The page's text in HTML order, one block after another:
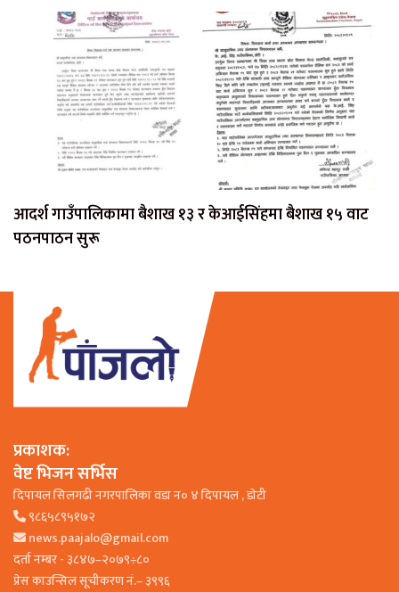
आदर्श गाउँपालिकामा बैशाख १३ र केआईसिंहमा बैशाख १५ वाट
पठनपाठन सुरू
प्रकाशक:
वेष्ट भिजन सर्भिस
दिपायल सिलगढी नगरपालिका वडा न० ४ दिपायल , डाेटी
९८६५८९५१७२
news.paajalo@gmail.com
दर्ता नम्बर - ३८४७–२०७९÷८०
प्रेस काउन्सिल सूचीकरण नं.– ३९९६